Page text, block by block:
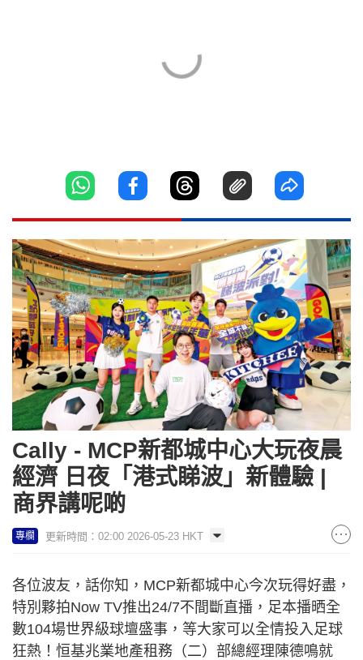
Cally - MCP新都城中心大玩夜晨
經濟 日夜「港式睇波」新體驗 |
商界講呢啲
專欄 更新時間：02:00 2026-05-23 HKT
各位波友，話你知，MCP新都城中心今次玩得好盡，
特別夥拍Now TV推出24/7不間斷直播，足本播晒全
數104場世界級球壇盛事，等大家可以全情投入足球
狂熱！恒基兆業地產租務（二）部總經理陳德鳴就